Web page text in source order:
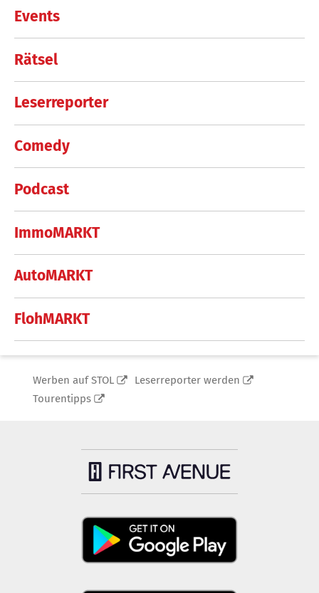
Events
Rätsel
Leserreporter
Comedy
Podcast
ImmoMARKT
AutoMARKT
FlohMARKT
Werben auf STOL
Leserreporter werden
Tourentipps